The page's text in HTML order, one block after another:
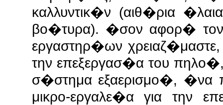
καλλυντικ�ν (αιθ�ρια
βο�τυρα). �σον αφορ� τον
εργαστηρ�ων
την επεξεργασ�α του
σ�στημα εξαερισμο�, �να
μικρο-εργαλε�α για την